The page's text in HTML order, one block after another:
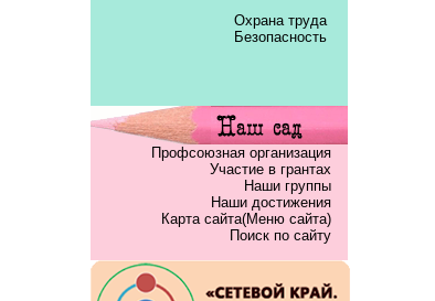
Охрана труда
Безопасность
Профсоюзная организация
Участие в грантах
Наши группы
Наши достижения
Карта сайта(Меню сайта)
Поиск по сайту